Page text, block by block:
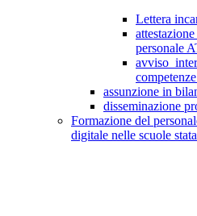
Lettera
personale
assunzione in
disseminazione
Formazione del
digitale nelle scuole